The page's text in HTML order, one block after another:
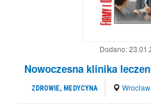
Dodano:
Nowoczesna klinika
ZDROWIE, MEDYCYNA Wrocław